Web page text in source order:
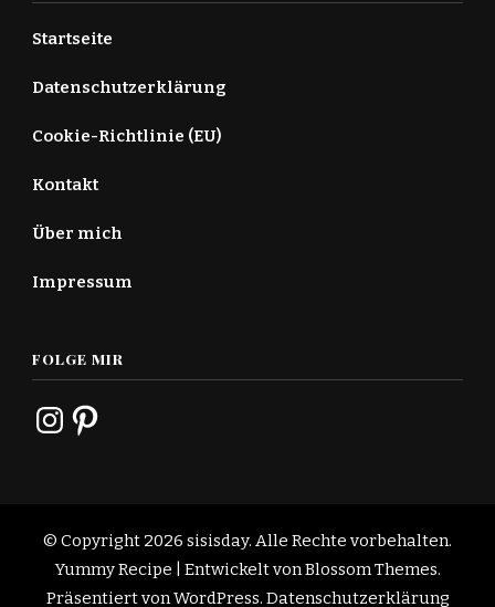
Startseite
Datenschutzerklärung
Cookie-Richtlinie (EU)
Kontakt
Über mich
Impressum
FOLGE MIR
Instagram
Pinterest
© Copyright 2026 sisisday. Alle Rechte vorbehalten.
Yummy Recipe | Entwickelt vonBlossom Themes.
Präsentiert vonWordPress. Datenschutzerklärung